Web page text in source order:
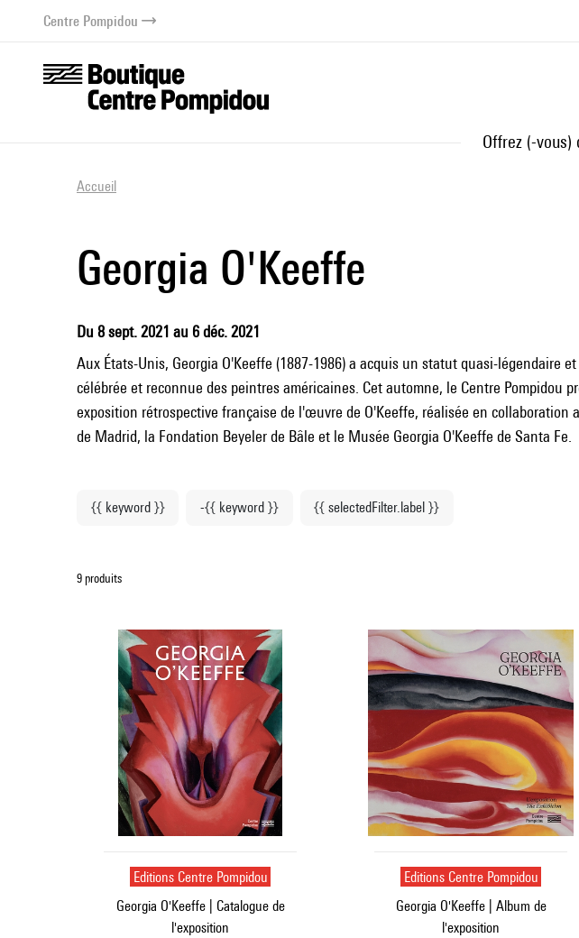
contenuCentre Pompidou
Offrez (-
Accueil
Georgia O'Keeffe
Du 8 sept. 2021 au 6 déc. 2021
Aux États-Unis, Georgia O'Keeffe (1887-1986) a acquis un statut quasi-légendaire
célébrée et reconnue des peintres américaines. Cet automne, le Centre Pompidou
exposition rétrospective française de l'œuvre de O'Keeffe, réalisée en collaboration
de Madrid, la Fondation Beyeler de Bâle et le Musée Georgia O'Keeffe de Santa Fe.
{{ keyword }} -{{ keyword }} {{ selectedFilter.label }}
9 produits
Editions Centre Pompidou
Georgia O'Keeffe | Catalogue de
l'exposition
Editions Centre Pompidou
Georgia O'Keeffe | Album de
l'exposition